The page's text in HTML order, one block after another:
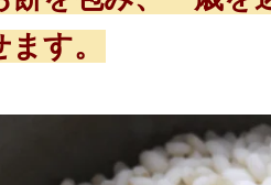
す。